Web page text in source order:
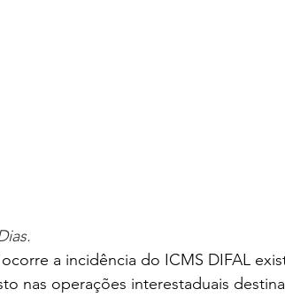
a incidência do ICMS DIFAL
nas operações interestaduais